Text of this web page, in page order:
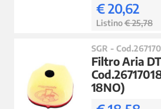
€ 20,62
Listino€ 25,78
SGR -
Filtro Aria
18NO)